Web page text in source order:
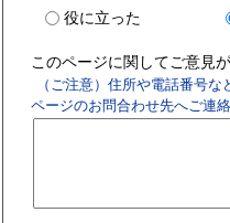
役に立った
このページに関してご意見
（ご注意）住所や電話番号
ページのお問合わせ先へご連絡